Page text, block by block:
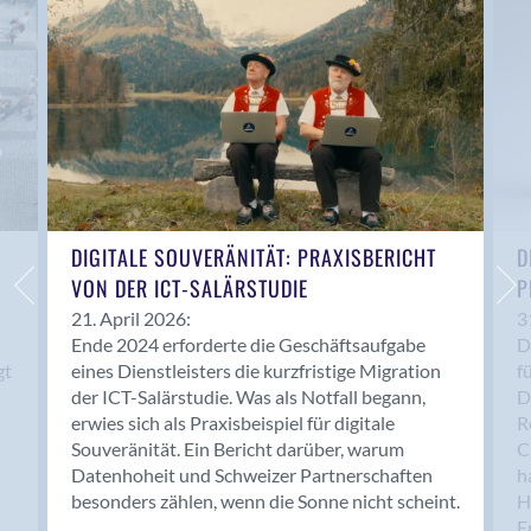
Anwil
Appenzell
Au SG
Baar
Baden
Balsthal
Balzers
Basel
Bassersdorf
Belp
Bendern
Benken (SG)
Bergdietikon
Berlin
Bern
Bern - Liebefeld
DIGITALE SOUVERÄNITÄT: PRAXISBERICHT
VON DER ICT-SALÄRSTUDIE
21. April 2026:
Ende 2024 erforderte die Geschäftsaufgabe
eines Dienstleisters die kurzfristige Migration
der ICT-Salärstudie. Was als Notfall begann,
erwies sich als Praxisbeispiel für digitale
Souveränität. Ein Bericht darüber, warum
Datenhoheit und Schweizer Partnerschaften
besonders zählen, wenn die Sonne nicht scheint.